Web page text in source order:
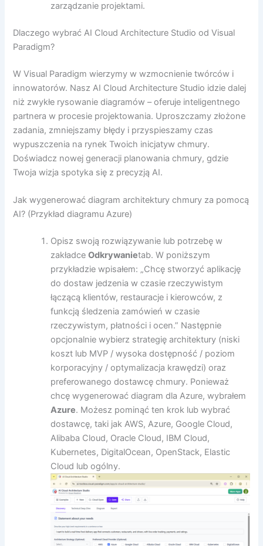
zarządzanie projektami.
Dlaczego wybrać AI Cloud Architecture Studio od Visual
Paradigm?
W Visual Paradigm wierzymy w wzmocnienie twórców i
innowatorów. Nasz AI Cloud Architecture Studio idzie dalej
niż zwykłe rysowanie diagramów – oferuje inteligentnego
partnera w procesie projektowania. Uproszczamy złożone
zadania, zmniejszamy błędy i przyspieszamy czas
wypuszczenia na rynek Twoich inicjatyw chmury.
Doświadcz nowej generacji planowania chmury, gdzie
Twoja wizja spotyka się z precyzją AI.
Jak wygenerować diagram architektury chmury za pomocą
AI? (Przykład diagramu Azure)
Opisz swoją rozwiązywanie lub potrzebę w
zakładceOdkrywanietab. W poniższym
przykładzie wpisałem: „Chcę stworzyć aplikację
do dostaw jedzenia w czasie rzeczywistym
łączącą klientów, restauracje i kierowców, z
funkcją śledzenia zamówień w czasie
rzeczywistym, płatności i ocen.” Następnie
opcjonalnie wybierz strategię architektury (niski
koszt lub MVP / wysoka dostępność / poziom
korporacyjny / optymalizacja krawędzi) oraz
preferowanego dostawcę chmury. Ponieważ
chcę wygenerować diagram dla Azure, wybrałem
Azure. Możesz pominąć ten krok lub wybrać
dostawcę, taki jak AWS, Azure, Google Cloud,
Alibaba Cloud, Oracle Cloud, IBM Cloud,
Kubernetes, DigitalOcean, OpenStack, Elastic
Cloud lub ogólny.